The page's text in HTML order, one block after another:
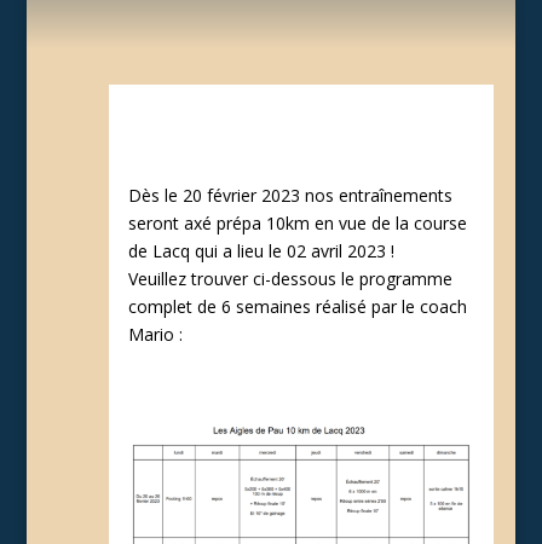
Dès le 20 février 2023 nos entraînements
seront axé prépa 10km en vue de la course
de Lacq qui a lieu le 02 avril 2023 !
Veuillez trouver ci-dessous le programme
complet de 6 semaines réalisé par le coach
Mario :